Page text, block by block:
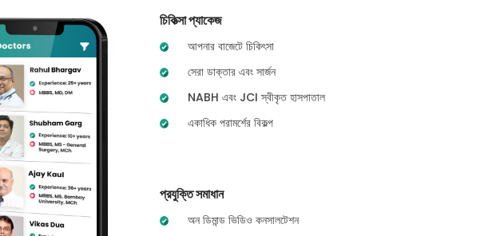
চিকিত্সা প্যাকেজ
আপনার বাজেটে চিকিৎসা
সেরা ডাক্তার এবং সার্জন
NABH এবং JCI স্বীকৃত হাসপাতাল
একাধিক পরামর্শের বিকল্প
প্রযুক্তি সমাধান
অন ডিমান্ড ভিডিও কনসালটেশন